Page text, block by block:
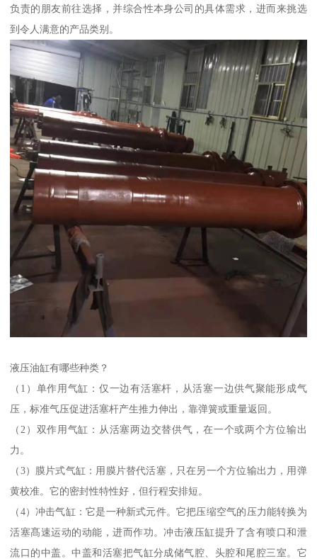
负责的朋友前往选择，并综合性本身公司的具体需求，进而来挑选
到令人满意的产品类别。
液压油缸有哪些种类？
（1）单作用气缸：仅一边有活塞杆，从活塞一边供气聚能形成气
压，标准气压促进活塞杆产生推力伸出，靠弹簧或重量返回。
（2）双作用气缸：从活塞两边交替供气，在一个或两个方位输出
力。
（3）膜片式气缸：用膜片替代活塞，只在另一个方位输出力，用弹
黄校准。它的密封性特性好，但行程安排短。
（4）冲击气缸：它是一种新式元件。它把压缩空气的压力能转换为
活塞髙速运动的动能，进而作功。冲击液压缸提升了含有喷口和泄
流口的中盖。中盖和活塞把气缸分成储气腔、头腔和尾腔三室。它